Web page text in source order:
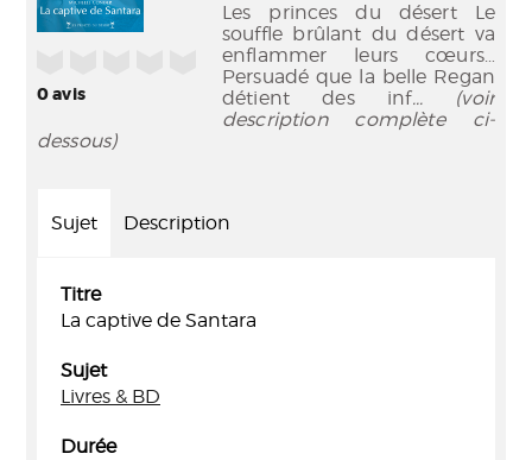
0avis
Les princes du désert Le
souffle brûlant du désert va
enflammer leurs cœurs…
Persuadé que la belle Regan
détient des inf... (voir
description complète ci-
dessous)
Sujet Description
Titre
La captive de Santara
Sujet
Livres & BD
Durée